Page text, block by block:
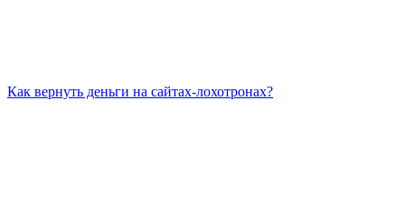
Как вернуть деньги на сайтах-лохотронах?